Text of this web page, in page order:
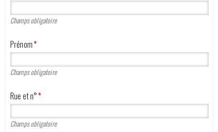
Contactez-nous
Champs obligatoire
Prénom*
Champs obligatoire
Rue et n°*
Champs obligatoire